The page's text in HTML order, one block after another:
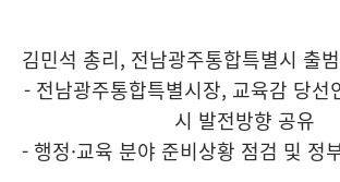
김민석 총리, 전남광주통합특별시 출
- 전남광주통합특별시장, 교육감 당선
시 발전방향 공유
- 행정·교육 분야 준비상황 점검 및 정